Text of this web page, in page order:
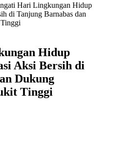
Hari Lingkungan Hidup
di Tanjung Barnabas dan
Hidup
Aksi Bersih di
Dukung
Tinggi